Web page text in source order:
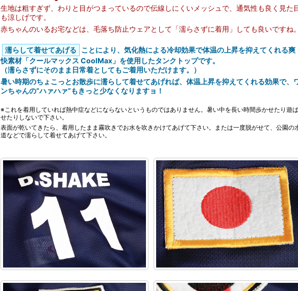
生地は粗すぎず、わりと目がつまっているので伝線しにくいメッシュで、通気性も良く見た
も涼しげです。
赤ちゃんのいるお宅などは、毛落ち防止ウェアとして「濡らさずに着用」しても良いですね
濡らして着せてあげる
ことにより、気化熱による冷却効果で体温の上昇を抑えてくれる爽
快素材「クールマックス CoolMax」を使用したタンクトップです。
（濡らさずにそのまま日常着としてもご着用いただけます。）
暑い時期のちょこっとお散歩に濡らして着せてあげれば、体温上昇を抑えてくれる効果で、
ンちゃんの“ハァハァ”もきっと少なくなりますョ！
※これを着用していれば熱中症などにならないというものではありません。暑い中を長い時間歩かせたり遊ば
せたりしないで下さい。
表面が乾いてきたら、着用したまま霧吹きでお水を吹きかけてあげて下さい。または一度脱がせて、公園の
道などで濡らして着せてあげて下さい。